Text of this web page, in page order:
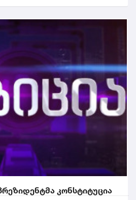
კონსტიტუცია